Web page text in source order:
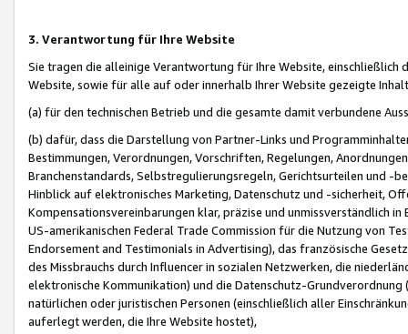
3. Verantwortung für Ihre Website
Sie tragen die alleinige Verantwortung für Ihre Website,
Website, sowie für alle auf oder innerhalb Ihrer Website gezeigte
(a) für den technischen Betrieb und die gesamte damit verbundene
(b) dafür, dass die Darstellung von Partner-Links und
Bestimmungen, Verordnungen, Vorschriften, Regelungen,
Branchenstandards, Selbstregulierungsregeln, Gerichtsurteilen und -
Hinblick auf elektronisches Marketing, Datenschutz und -sicherheit,
Kompensationsvereinbarungen klar, präzise und unmissverständlich
US-amerikanischen Federal Trade Commission für die Nutzung von
Endorsement and Testimonials in Advertising), das französische
des Missbrauchs durch Influencer in sozialen Netzwerken, die
elektronische Kommunikation) und die Datenschutz-
natürlichen oder juristischen Personen (einschließlich aller
auferlegt werden, die Ihre Website hostet),